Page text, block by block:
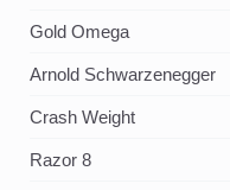
Gold Omega
Arnold Schwarzenegger
Crash Weight
Razor 8